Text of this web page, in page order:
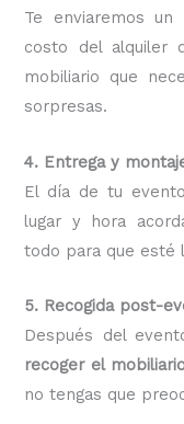
Te enviaremos un
costo del alquiler
mobiliario que
sorpresas.
4. Entrega y
El día de tu
lugar y hora
todo para que esté
5. Recogida post-
Después del
recoger el
no tengas que